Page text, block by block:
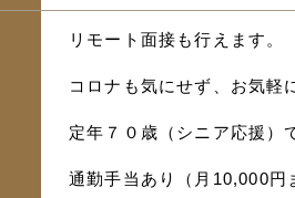
リモート面接も行えます。
コロナも気にせず、お気軽
定年７０歳（シニア応援）
通勤手当あり（月10,000円